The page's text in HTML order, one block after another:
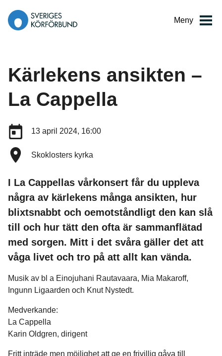
innehåll
Meny
Kärlekens ansikten –
La Cappella
Datum:
13 april 2024, 16:00
Plats:
Skoklosters kyrka
I La Cappellas vårkonsert får du uppleva
några av kärlekens många ansikten, hur
blixtsnabbt och oemotståndligt den kan slå
till och hur tätt den ofta är sammanflätad
med sorgen. Mitt i det svåra gäller det att
våga livet och tro på att allt kan vända.
Musik av bl a Einojuhani Rautavaara, Mia Makaroff,
Ingunn Ligaarden och Knut Nystedt.
Medverkande:
La Cappella
Karin Oldgren, dirigent
Fritt inträde men möjlighet att ge en frivillig gåva till